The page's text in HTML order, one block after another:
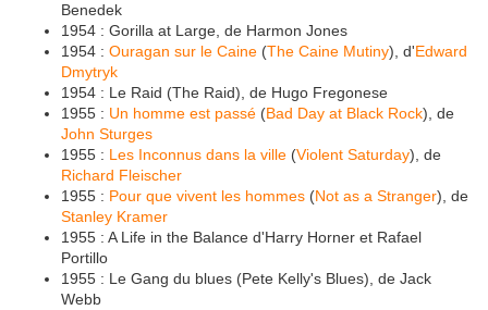
Benedek
1954 : Gorilla at Large, de Harmon Jones
1954 : Ouragan sur le Caine (The Caine Mutiny), d'Edward
Dmytryk
1954 : Le Raid (The Raid), de Hugo Fregonese
1955 : Un homme est passé (Bad Day at Black Rock), de
John Sturges
1955 : Les Inconnus dans la ville (Violent Saturday), de
Richard Fleischer
1955 : Pour que vivent les hommes (Not as a Stranger), de
Stanley Kramer
1955 : A Life in the Balance d'Harry Horner et Rafael
Portillo
1955 : Le Gang du blues (Pete Kelly's Blues), de Jack
Webb